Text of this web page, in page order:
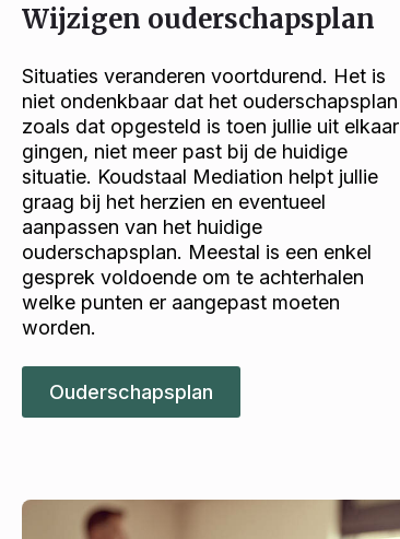
Wijzigen ouderschapsplan
Situaties veranderen voortdurend. Het is
niet ondenkbaar dat het ouderschapsplan
zoals dat opgesteld is toen jullie uit elkaar
gingen, niet meer past bij de huidige
situatie. Koudstaal Mediation helpt jullie
graag bij het herzien en eventueel
aanpassen van het huidige
ouderschapsplan. Meestal is een enkel
gesprek voldoende om te achterhalen
welke punten er aangepast moeten
worden.
Ouderschapsplan